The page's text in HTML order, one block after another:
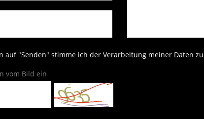
auf "Senden" stimme ich der Verarbeitung meiner Daten zu
vom Bild ein